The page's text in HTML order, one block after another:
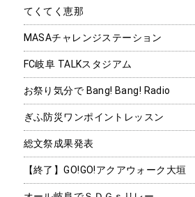
てくてく恵那
MASAチャレンジステーション
FC岐阜 TALKスタジアム
お祭り気分で Bang! Bang! Radio
ぎふ防災ワンポイントレッスン
総文祭成果発表
【終了】GO!GO!アクアウォーク大垣